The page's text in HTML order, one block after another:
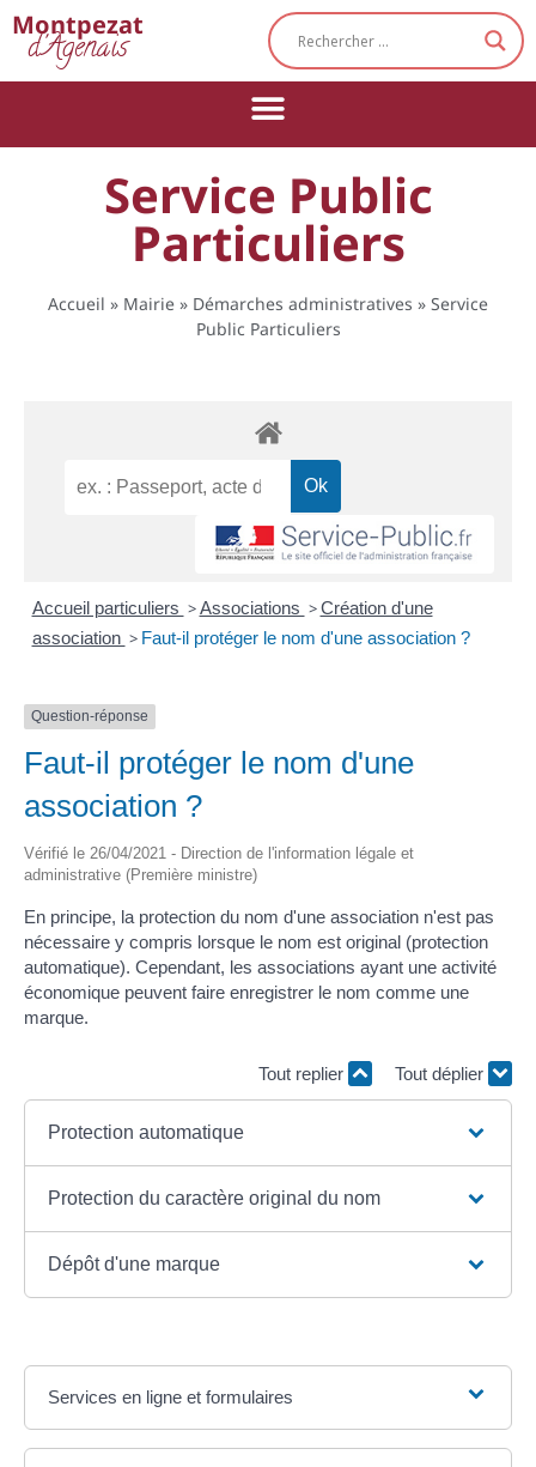
Montpezat
d'Agenais
Service Public
Particuliers
Accueil » Mairie » Démarches administratives » Service
Public Particuliers
Accueil particuliers > Associations > Création d'une
association > Faut-il protéger le nom d'une association ?
Question-réponse
Faut-il protéger le nom d'une
association ?
Vérifié le 26/04/2021 - Direction de l'information légale et
administrative (Première ministre)
En principe, la protection du nom d'une association n'est pas
nécessaire y compris lorsque le nom est original (protection
automatique). Cependant, les associations ayant une activité
économique peuvent faire enregistrer le nom comme une
marque.
Tout replier Tout déplier
Protection automatique
Protection du caractère original du nom
Dépôt d'une marque
Services en ligne et formulaires
Cookies management panel